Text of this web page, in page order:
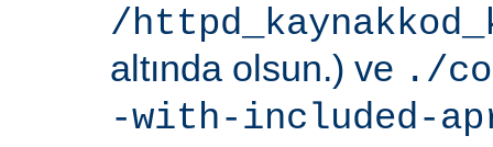
/
altında olsun.) ve ./
-with-included-